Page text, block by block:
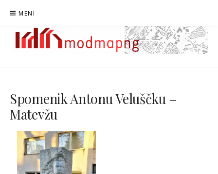
MENI
Spomenik Antonu Veluščku –
Matevžu